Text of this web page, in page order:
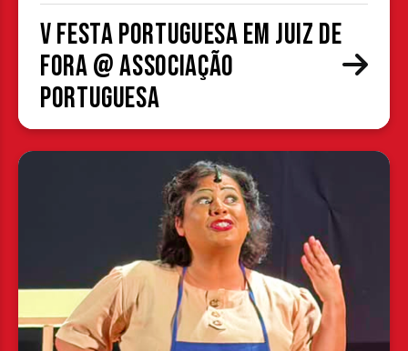
V Festa Portuguesa em Juiz de
Fora @ Associação
Portuguesa